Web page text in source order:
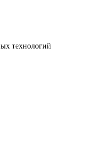
технологий